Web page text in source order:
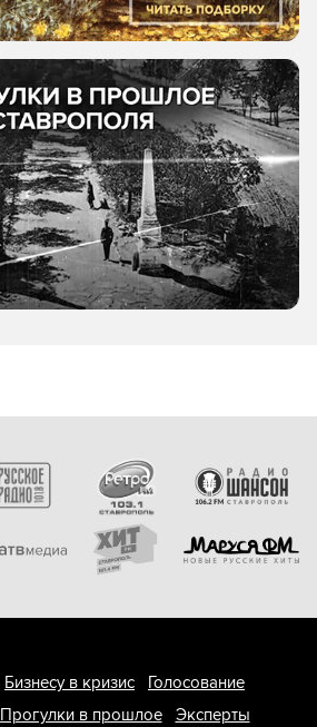
Бизнесу в кризис
Голосование
Прогулки в прошлое
Эксперты